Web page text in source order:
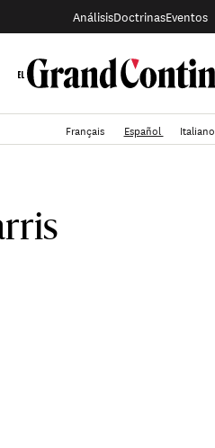
AnálisisDoctrinasEventos
Français Español Italiano